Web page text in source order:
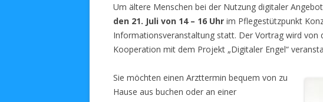
Um ältere Menschen bei der Nutzung digitaler
den 21. Juli von 14 – 16 Uhr im Pflegestützpunkt
Informationsveranstaltung statt. Der Vortrag wird von
Kooperation mit dem Projekt „Digitaler Engel“
Sie möchten einen Arzttermin bequem von zu
Hause aus buchen oder an einer